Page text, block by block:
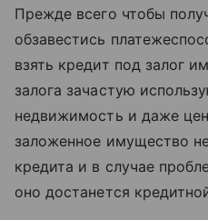
Прежде всего чтобы
обзавестись
взять кредит под залог
залога зачастую
недвижимость и даже
заложенное имущество
кредита и в случае
оно достанется